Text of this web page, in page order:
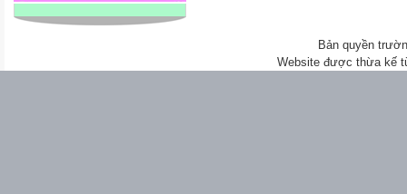
Bản quyền
Website được thừa kế